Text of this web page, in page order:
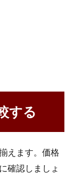
する
えます。価格
確認しましょ